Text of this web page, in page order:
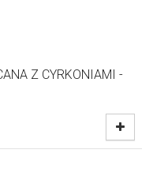
Z CYRKONIAMI -